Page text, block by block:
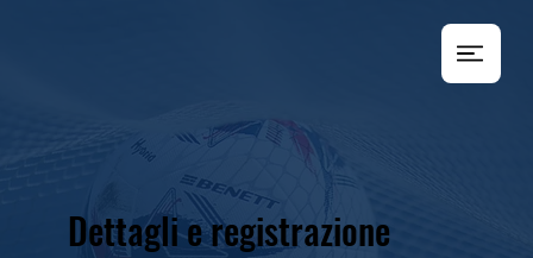
Dettagli e registrazione